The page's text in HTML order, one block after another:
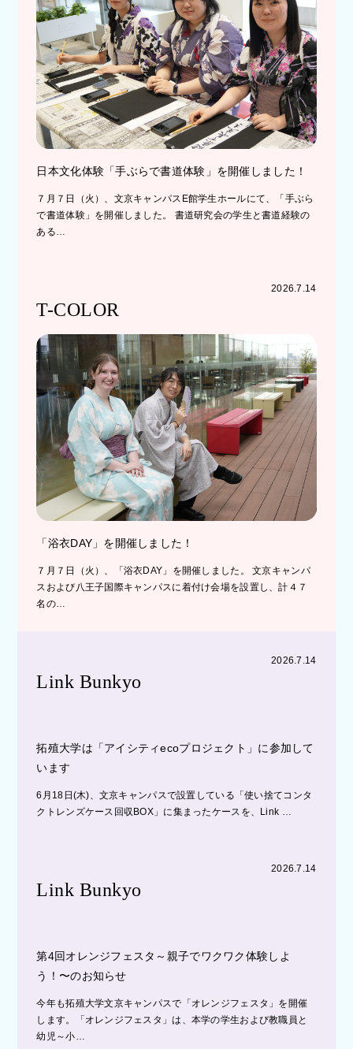
日本文化体験「手ぶらで書道体験」を開催しました！
７月７日（火）、文京キャンパスE館学生ホールにて、「手ぶら
で書道体験」を開催しました。 書道研究会の学生と書道経験の
ある…
2026.7.14
T-COLOR
「浴衣DAY」を開催しました！
７月７日（火）、「浴衣DAY」を開催しました。 文京キャンパ
スおよび八王子国際キャンパスに着付け会場を設置し、計４７
名の…
2026.7.14
Link Bunkyo
拓殖大学は「アイシティecoプロジェクト」に参加して
います
6月18日(木)、文京キャンパスで設置している「使い捨てコンタ
クトレンズケース回収BOX」に集まったケースを、Link …
2026.7.14
Link Bunkyo
第4回オレンジフェスタ～親子でワクワク体験しよ
う！〜のお知らせ
今年も拓殖大学文京キャンパスで「オレンジフェスタ」を開催
します。「オレンジフェスタ」は、本学の学生および教職員と
幼児～小…